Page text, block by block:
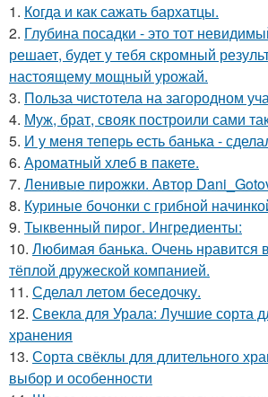
1. Когда и как сажать бархатцы.
2. Глубина посадки - это тот
решает, будет у тебя скромный
настоящему мощный урожай.
3. Польза чистотела на загородном
4. Муж, брат, свояк построили сами
5. И у меня теперь есть банька -
6. Ароматный хлеб в пакете.
7. Ленивые пирожки. Автор
8. Куриные бочонки с грибной
9. Тыквенный пирог. Ингредиенты:
10. Любимая банька. Очень нравится
тёплой дружеской компанией.
11. Сделал летом беседочку.
12. Свекла для Урала: Лучшие сорта
хранения
13. Сорта свёклы для длительного
выбор и особенности